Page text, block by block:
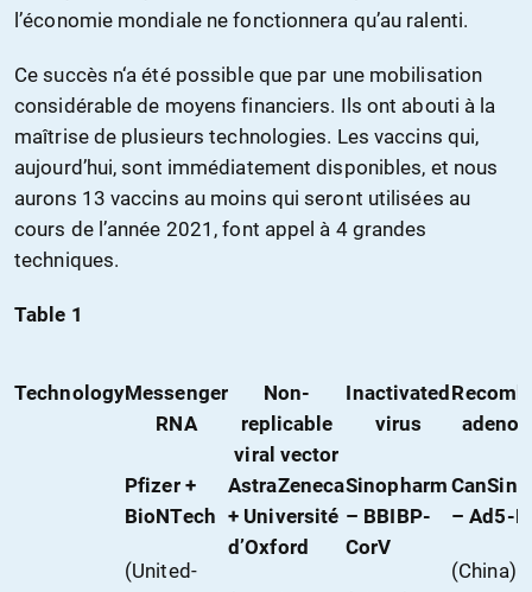
l’économie mondiale ne fonctionnera qu’au ralenti.
Ce succès n‘a été possible que par une mobilisation
considérable de moyens financiers. Ils ont abouti à la
maîtrise de plusieurs technologies. Les vaccins qui,
aujourd’hui, sont immédiatement disponibles, et nous
aurons 13 vaccins au moins qui seront utilisées au
cours de l’année 2021, font appel à 4 grandes
techniques.
Table 1
TechnologyMessenger
RNA
Non-
replicable
viral vector
Inactivated
virus
Pfizer +
BioNTech
(United-
AstraZeneca
+ Université
d’Oxford
Sinopharm
– BBIBP-
CorV
–Ad5-
(China)